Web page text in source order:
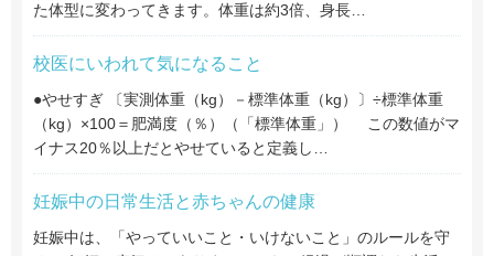
た体型に変わってきます。体重は約3倍、身長…
校医にいわれて気になること
●やせすぎ 〔実測体重（kg）－標準体重（kg）〕÷標準体重
（kg）×100＝肥満度（％）（「標準体重」） この数値がマ
イナス20％以上だとやせていると定義し…
妊娠中の日常生活と赤ちゃんの健康
妊娠中は、「やっていいこと・いけないこと」のルールを守